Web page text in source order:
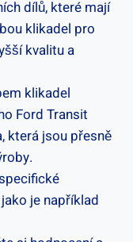
dílů, které mají
klikadel pro
kvalitu‍ a
klikadel
Ford‍ Transit
která jsou přesně‌
je například